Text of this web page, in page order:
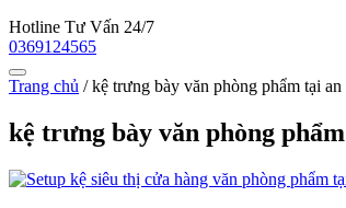
Hotline Tư Vấn 24/7
0369124565
Trang chủ /kệ trưng bày văn phòng phẩm tại an
kệ trưng bày văn phòng